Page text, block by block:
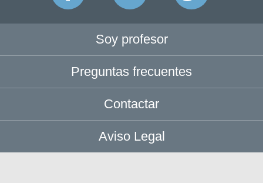
Soy profesor
Preguntas frecuentes
Contactar
Aviso Legal